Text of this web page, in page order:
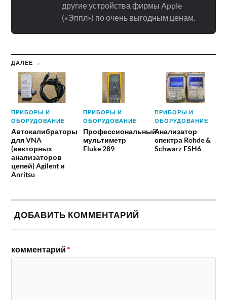
другие устройства фирмы Apple
(«Эппл») по очень выгодным ценам.
ДАЛЕЕ →
ПРИБОРЫ И
ОБОРУДОВАНИЕ
Автокалибраторы
для VNA
(векторных
анализаторов
цепей) Agilent и
Anritsu
ПРИБОРЫ И
ОБОРУДОВАНИЕ
Профессиональный
мультиметр
Fluke 289
ПРИБОРЫ И
ОБОРУДОВАНИЕ
Анализатор
спектра Rohde &
Schwarz FSH6
ДОБАВИТЬ КОММЕНТАРИЙ
комментарий*